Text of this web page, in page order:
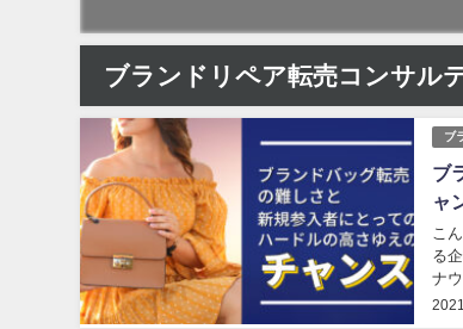
ブランドリペア転売コンサル
ブ
ブ
ャ
こ
る
ナ
っ